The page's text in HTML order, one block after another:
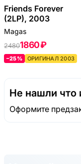
Friends Forever
(2LP), 2003
Magas
24801860 ₽
–25% ОРИГИНАЛ 2003
Не нашли что
Оформите